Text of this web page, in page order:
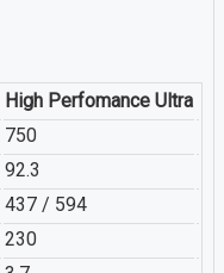
High Perfomance Ultra
750
92.3
437 / 594
230